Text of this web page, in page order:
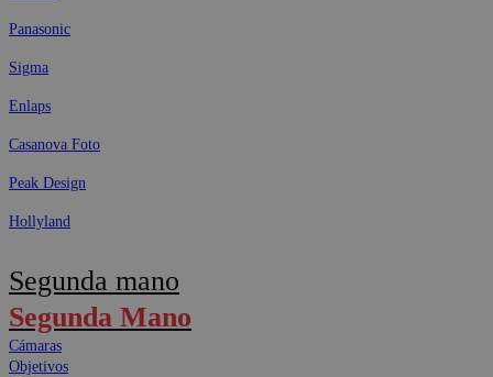
Panasonic
Sigma
Enlaps
Casanova Foto
Peak Design
Hollyland
Segunda mano
Segunda Mano
Cámaras
Objetivos